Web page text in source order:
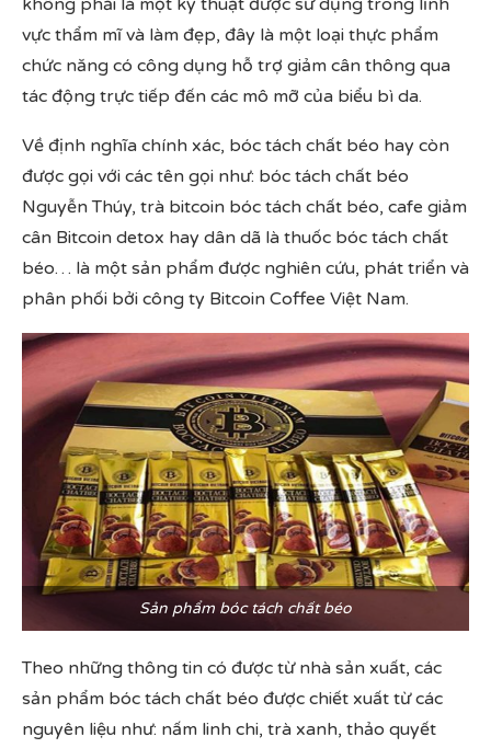
không phải là một kỹ thuật được sử dụng trong lĩnh
vực thẩm mĩ và làm đẹp, đây là một loại thực phẩm
chức năng có công dụng hỗ trợ giảm cân thông qua
tác động trực tiếp đến các mô mỡ của biểu bì da.
Về định nghĩa chính xác, bóc tách chất béo hay còn
được gọi với các tên gọi như: bóc tách chất béo
Nguyễn Thúy, trà bitcoin bóc tách chất béo, cafe giảm
cân Bitcoin detox hay dân dã là thuốc bóc tách chất
béo… là một sản phẩm được nghiên cứu, phát triển và
phân phối bởi công ty Bitcoin Coffee Việt Nam.
Sản phẩm bóc tách chất béo
Theo những thông tin có được từ nhà sản xuất, các
sản phẩm bóc tách chất béo được chiết xuất từ các
nguyên liệu như: nấm linh chi, trà xanh, thảo quyết